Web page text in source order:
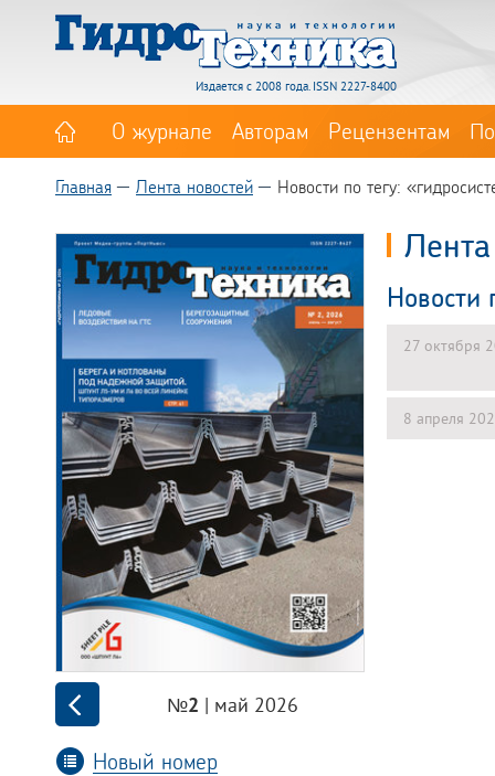
Издается с 2008 года. ISSN 2227-8400
О журнале Авторам Рецензентам
Главная Лента новостей Новости по тегу:
№2 | май 2026
Новый номер
Новости
27 октября
8 апреля